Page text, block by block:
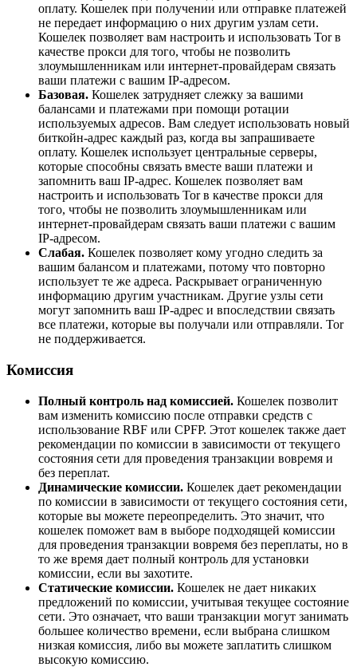
оплату. Кошелек при получении или отправке платежей
не передает информацию о них другим узлам сети.
Кошелек позволяет вам настроить и использовать Tor в
качестве прокси для того, чтобы не позволить
злоумышленникам или интернет-провайдерам связать
ваши платежи с вашим IP-адресом.
Базовая. Кошелек затрудняет слежку за вашими
балансами и платежами при помощи ротации
используемых адресов. Вам следует использовать новый
биткойн-адрес каждый раз, когда вы запрашиваете
оплату. Кошелек использует центральные серверы,
которые способны связать вместе ваши платежи и
запомнить ваш IP-адрес. Кошелек позволяет вам
настроить и использовать Tor в качестве прокси для
того, чтобы не позволить злоумышленникам или
интернет-провайдерам связать ваши платежи с вашим
IP-адресом.
Слабая. Кошелек позволяет кому угодно следить за
вашим балансом и платежами, потому что повторно
использует те ​​же адреса. Раскрывает ограниченную
информацию другим участникам. Другие узлы сети
могут запомнить ваш IP-адрес и впоследствии связать
все платежи, которые вы получали или отправляли. Tor
не поддерживается.
Комиссия
Полный контроль над комиссией. Кошелек позволит
вам изменить комиссию после отправки средств с
использование RBF или CPFP. Этот кошелек также дает
рекомендации по комиссии в зависимости от текущего
состояния сети для проведения транзакции вовремя и
без переплат.
Динамические комиссии. Кошелек дает рекомендации
по комиссии в зависимости от текущего состояния сети,
которые вы можете переопределить. Это значит, что
кошелек поможет вам в выборе подходящей комиссии
для проведения транзакции вовремя без переплаты, но в
то же время дает полный контроль для установки
комиссии, если вы захотите.
Статические комиссии. Кошелек не дает никаких
предложений по комиссии, учитывая текущее состояние
сети. Это означает, что ваши транзакции могут занимать
большее количество времени, если выбрана слишком
низкая комиссия, либо вы можете заплатить слишком
высокую комиссию.